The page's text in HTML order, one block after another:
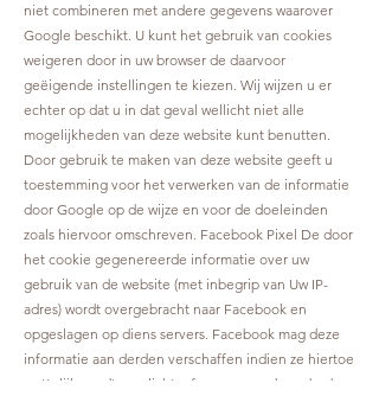
niet combineren met andere gegevens waarover
Google beschikt. U kunt het gebruik van cookies
weigeren door in uw browser de daarvoor
geëigende instellingen te kiezen. Wij wijzen u er
echter op dat u in dat geval wellicht niet alle
mogelijkheden van deze website kunt benutten.
Door gebruik te maken van deze website geeft u
toestemming voor het verwerken van de informatie
door Google op de wijze en voor de doeleinden
zoals hiervoor omschreven. Facebook Pixel De door
het cookie gegenereerde informatie over uw
gebruik van de website (met inbegrip van Uw IP-
adres) wordt overgebracht naar Facebook en
opgeslagen op diens servers. Facebook mag deze
informatie aan derden verschaffen indien ze hiertoe
wettelijk wordt verplicht, of voor zover deze derden